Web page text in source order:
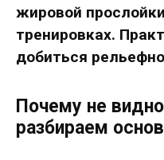
жировой
тренировках.
добиться
Почему не
разбираем